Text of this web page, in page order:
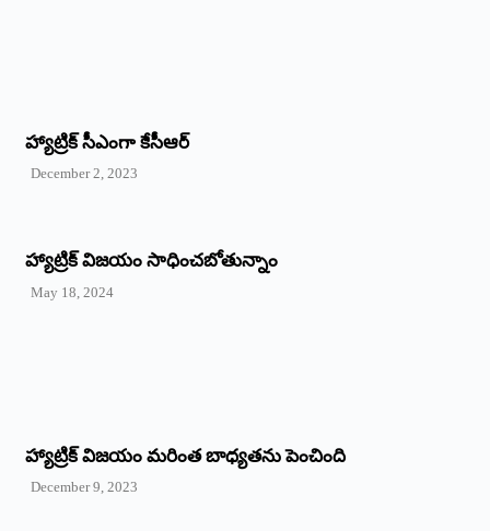
హ్యాట్రిక్‌ ‌సీఎంగా కేసీఆర్‌
December 2, 2023
హ్యాట్రిక్‌ విజయం సాధించబోతున్నాం
May 18, 2024
హ్యాట్రిక్ విజయం మరింత బాధ్యతను పెంచింది
December 9, 2023